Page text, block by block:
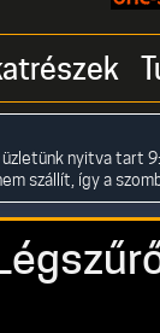
nyitva tart
szállít, így a